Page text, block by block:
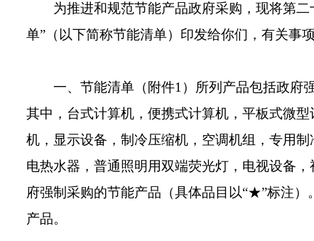
为推进和规范节能产品政府采购，现将第二
单”（以下简称节能清单）印发给你们，有关事
一、节能清单（附件1）所列产品包括政府强
其中，台式计算机，便携式计算机，平板式微
机，显示设备，制冷压缩机，空调机组，专用制
电热水器，普通照明用双端荧光灯，电视设备
府强制采购的节能产品（具体品目以“★”标注
产品。